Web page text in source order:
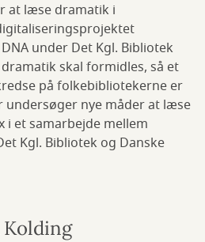
at læse dramatik i
under Det Kgl. Bibliotek
skal formidles, så et
på folkebibliotekerne er
undersøger nye måder at læse
i et samarbejde mellem
Kgl. Bibliotek og Danske
Kolding